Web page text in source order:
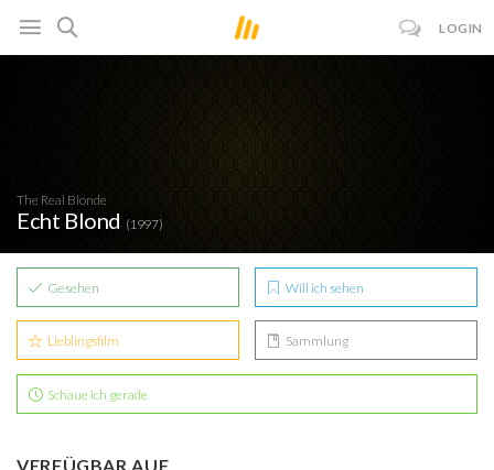
LOGIN
The Real Blonde
Echt Blond (1997)
Gesehen Will ich sehen
Lieblingsfilm Sammlung
Schaue ich gerade
VERFÜGBAR AUF